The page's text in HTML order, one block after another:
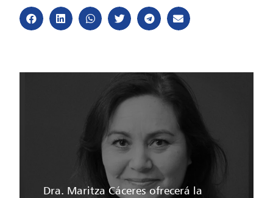
Dra. Maritza Cáceres ofrecerá la